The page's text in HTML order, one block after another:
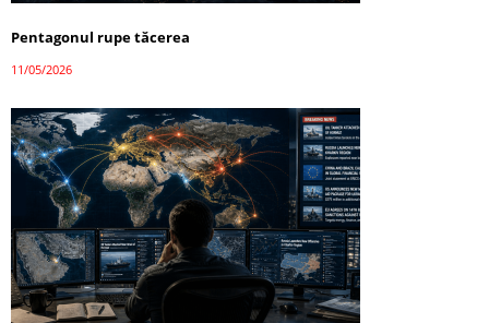
Pentagonul rupe tăcerea
11/05/2026